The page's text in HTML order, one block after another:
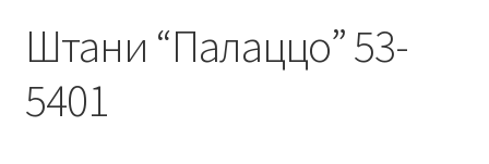
Штани “Палаццо” 53-
5401